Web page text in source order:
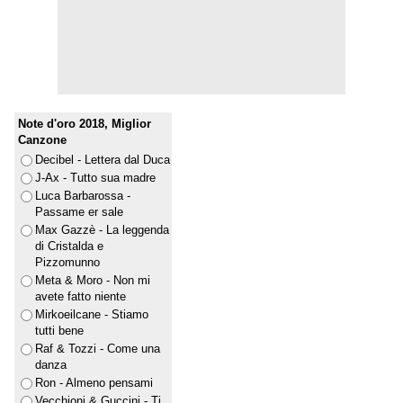
Note d'oro 2018, Miglior
Canzone
Decibel - Lettera dal Duca
J-Ax - Tutto sua madre
Luca Barbarossa -
Passame er sale
Max Gazzè - La leggenda
di Cristalda e
Pizzomunno
Meta & Moro - Non mi
avete fatto niente
Mirkoeilcane - Stiamo
tutti bene
Raf & Tozzi - Come una
danza
Ron - Almeno pensami